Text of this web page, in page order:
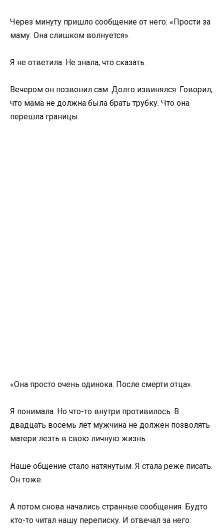
Через минуту пришло сообщение от него: «Прости за
маму. Она слишком волнуется».
Я не ответила. Не знала, что сказать.
Вечером он позвонил сам. Долго извинялся. Говорил,
что мама не должна была брать трубку. Что она
перешла границы.
«Она просто очень одинока. После смерти отца».
Я понимала. Но что-то внутри противилось. В
двадцать восемь лет мужчина не должен позволять
матери лезть в свою личную жизнь.
Наше общение стало натянутым. Я стала реже писать.
Он тоже.
А потом снова начались странные сообщения. Будто
кто-то читал нашу переписку. И отвечал за него.